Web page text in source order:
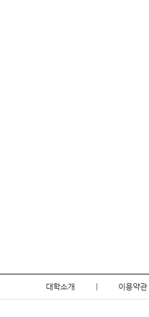
대학소개 이용약관